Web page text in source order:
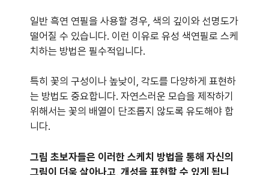
일반 흑연 연필을 사용할 경우, 색의 깊이와 선명도가
떨어질 수 있습니다. 이런 이유로 유성 색연필로 스케
치하는 방법은 필수적입니다.
특히 꽃의 구성이나 높낮이, 각도를 다양하게 표현하
는 방법도 중요합니다. 자연스러운 모습을 제작하기
위해서는 꽃의 배열이 단조롭지 않도록 유도해야 합
니다.
그림 초보자들은 이러한 스케치 방법을 통해 자신의
그림이 더욱 살아나고, 개성을 표현할 수 있게 됩니